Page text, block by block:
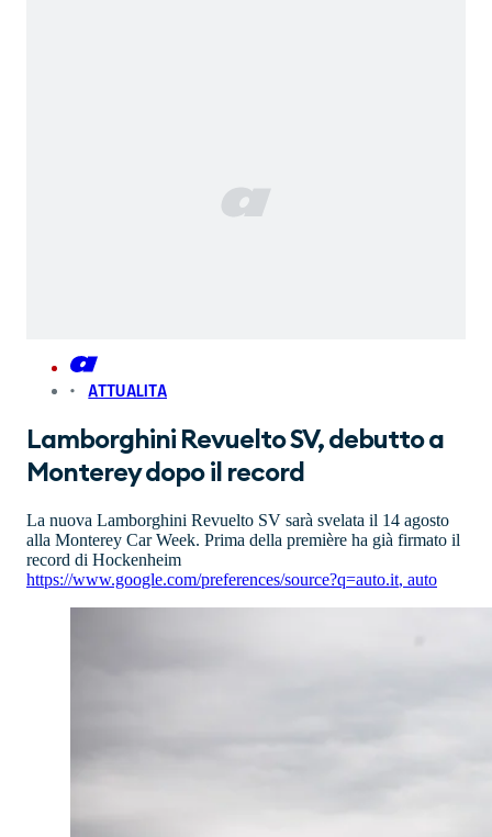
ATTUALITA
Lamborghini Revuelto SV, debutto a
Monterey dopo il record
La nuova Lamborghini Revuelto SV sarà svelata il 14 agosto
alla Monterey Car Week. Prima della première ha già firmato il
record di Hockenheim
https://www.google.com/preferences/source?q=auto.it, auto